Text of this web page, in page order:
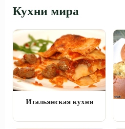
Кухни мира
Итальянская кухня